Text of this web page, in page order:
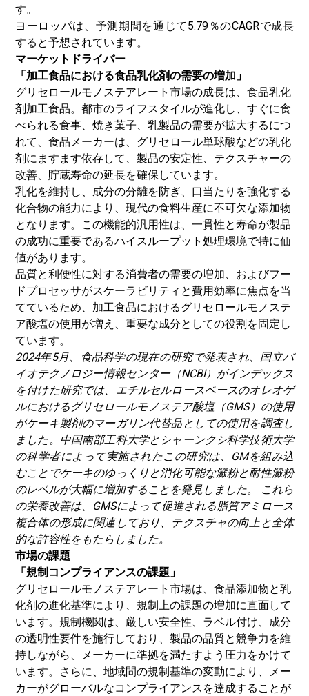
す。
ヨーロッパは、予測期間を通じて5.79％のCAGRで成長
すると予想されています。
マーケットドライバー
「加工食品における食品乳化剤の需要の増加」
グリセロールモノステアレート市場の成長は、 食品乳化
剤加工食品。都市のライフスタイルが進化し、すぐに食
べられる食事、焼き菓子、乳製品の需要が拡大するにつ
れて、食品メーカーは、グリセロール単球酸などの乳化
剤にますます依存して、製品の安定性、テクスチャーの
改善、貯蔵寿命の延長を確保しています。
乳化を維持し、成分の分離を防ぎ、口当たりを強化する
化合物の能力により、現代の食料生産に不可欠な添加物
となります。
この機能的汎用性は、一貫性と寿命が製品
の成功に重要であるハイスループット処理環境で特に価
値があります。
品質と利便性に対する消費者の需要の増加、およびフー
ドプロセッサがスケーラビリティと費用効率に焦点を当
てているため、加工食品におけるグリセロールモノステ
ア酸塩の使用が増え、重要な成分としての役割を固定し
ています。
2024年5月、食品科学の現在の研究で発表され、国立バ
イオテクノロジー情報センター（NCBI）がインデックス
を付けた研究では、エチルセルロースベースのオレオゲ
ルにおけるグリセロールモノステア酸塩（GMS）の使用
がケーキ製剤のマーガリン代替品としての使用を調査し
ました。中国南部工科大学とシャーンクシ科学技術大学
の科学者によって実施されたこの研究は、GMを組み込
むことでケーキのゆっくりと消化可能な澱粉と耐性澱粉
のレベルが大幅に増加することを発見しました。
これら
の栄養改善は、GMSによって促進される脂質アミロース
複合体の形成に関連しており、テクスチャの向上と全体
的な許容性をもたらしました。
市場の課題
「規制コンプライアンスの課題」
グリセロールモノステアレート市場は、食品添加物と乳
化剤の進化基準により、規制上の課題の増加に直面して
います。規制機関は、厳しい安全性、ラベル付け、成分
の透明性要件を施行しており、製品の品質と競争力を維
持しながら、メーカーに準拠を満たすよう圧力をかけて
います。さらに、地域間の規制基準の変動により、メー
カーがグローバルなコンプライアンスを達成することが